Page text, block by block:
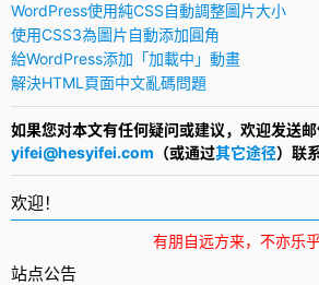
WordPress使用純CSS自動調整圖片大小
使用CSS3為圖片自動添加圓角
給WordPress添加「加載中」動畫
解決HTML頁面中文亂碼問題
如果您对本文有任何疑问或建议，欢迎发送
yifei@hesyifei.com （或通过其它途径）联
欢迎！
有朋自远方来，不亦乐乎
站点公告